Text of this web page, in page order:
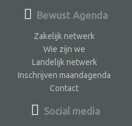
Bewust Agenda
Zakelijk netwerk
Wie zijn we
Landelijk netwerk
Inschrijven maandagenda
Contact
Social media